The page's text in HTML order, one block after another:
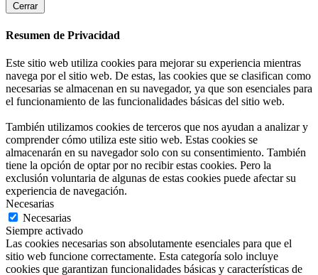
Cerrar
Resumen de Privacidad
Este sitio web utiliza cookies para mejorar su experiencia mientras
navega por el sitio web. De estas, las cookies que se clasifican como
necesarias se almacenan en su navegador, ya que son esenciales para
el funcionamiento de las funcionalidades básicas del sitio web.
También utilizamos cookies de terceros que nos ayudan a analizar y
comprender cómo utiliza este sitio web. Estas cookies se
almacenarán en su navegador solo con su consentimiento. También
tiene la opción de optar por no recibir estas cookies. Pero la
exclusión voluntaria de algunas de estas cookies puede afectar su
experiencia de navegación.
Necesarias
Necesarias
Siempre activado
Las cookies necesarias son absolutamente esenciales para que el
sitio web funcione correctamente. Esta categoría solo incluye
cookies que garantizan funcionalidades básicas y características de